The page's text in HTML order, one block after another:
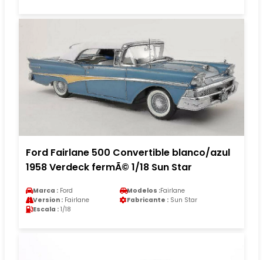
Ford Fairlane 500 Convertible blanco/azul
1958 Verdeck fermÃ© 1/18 Sun Star
Marca : Ford Modelos :Fairlane
Version : Fairlane Fabricante : Sun Star
Escala : 1/18